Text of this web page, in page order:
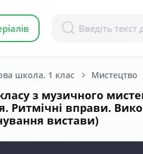
школа. 1 клас Мистецтво
з музичного
Ритмічні вправи.
вистави)